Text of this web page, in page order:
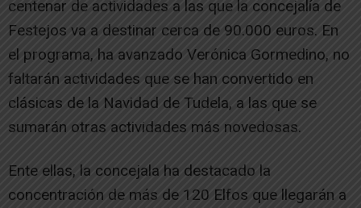
centenar de actividades a las que la concejalía de
Festejos va a destinar cerca de 90.000 euros. En
el programa, ha avanzado Verónica Gormedino, no
faltarán actividades que se han convertido en
clásicas de la Navidad de Tudela, a las que se
sumarán otras actividades más novedosas.
Ente ellas, la concejala ha destacado la
concentración de más de 120 Elfos que llegarán a